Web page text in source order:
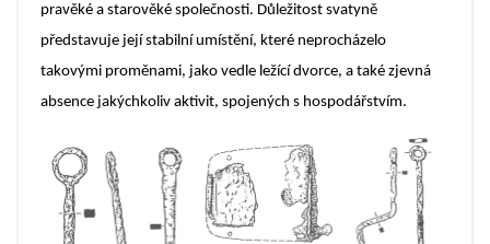
pravěké a starověké společnosti. Důležitost svatyně
představuje její stabilní umístění, které neprocházelo
takovými proměnami, jako vedle ležící dvorce, a také zjevná
absence jakýchkoliv aktivit, spojených s hospodářstvím.